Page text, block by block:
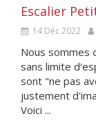
Escalier
14 Déc 2022
Nous sommes
sans limite
sont "ne pas
justement
Voici ...